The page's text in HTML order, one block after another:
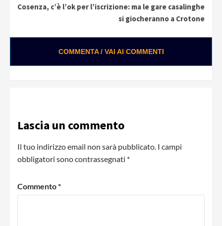
Cosenza, c’è l’ok per l’iscrizione: ma le gare casalinghe
si giocheranno a Crotone
COMMENTA / VAI AI COMMENTI
Lascia un commento
Il tuo indirizzo email non sarà pubblicato. I campi
obbligatori sono contrassegnati *
Commento*